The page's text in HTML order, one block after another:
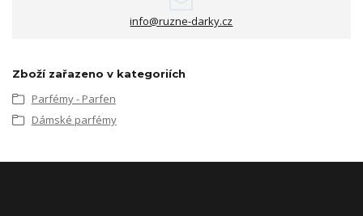
info@ruzne-darky.cz
Zboží zařazeno v kategoriích
Parfémy - Parfen
Dámské parfémy